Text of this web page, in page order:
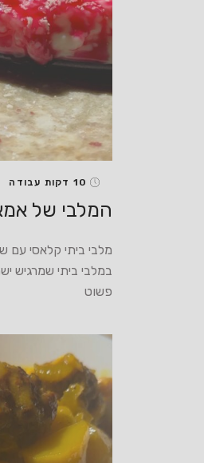
10 דקות עבודה
המלבי של
מלבי ביתי קלאסי
במלבי ביתי שמרגיש
פשוט